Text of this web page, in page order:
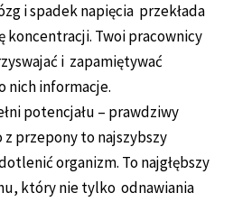
i spadek napięcia przekłada
koncentracji. Twoi pracownicy
i zapamiętywać
nich informacje.
potencjału – prawdziwy
przepony to najszybszy
organizm. To najgłębszy
który nie tylko odnawiania